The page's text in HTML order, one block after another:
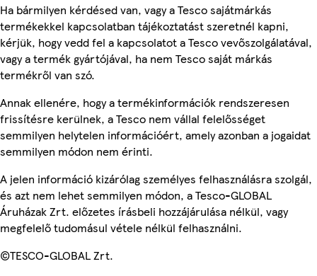
Ha bármilyen kérdésed van, vagy a Tesco sajátmárkás
termékekkel kapcsolatban tájékoztatást szeretnél kapni,
kérjük, hogy vedd fel a kapcsolatot a Tesco vevőszolgálatával,
vagy a termék gyártójával, ha nem Tesco saját márkás
termékről van szó.
Annak ellenére, hogy a termékinformációk rendszeresen
frissítésre kerülnek, a Tesco nem vállal felelősséget
semmilyen helytelen információért, amely azonban a jogaidat
semmilyen módon nem érinti.
A jelen információ kizárólag személyes felhasználásra szolgál,
és azt nem lehet semmilyen módon, a Tesco-GLOBAL
Áruházak Zrt. előzetes írásbeli hozzájárulása nélkül, vagy
megfelelő tudomásul vétele nélkül felhasználni.
©TESCO-GLOBAL Zrt.